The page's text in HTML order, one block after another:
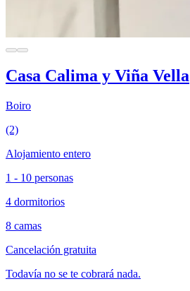
Casa Calima y Viña Vella
Boiro
(2)
Alojamiento entero
1 - 10 personas
4 dormitorios
8 camas
Cancelación gratuita
Todavía no se te cobrará nada.